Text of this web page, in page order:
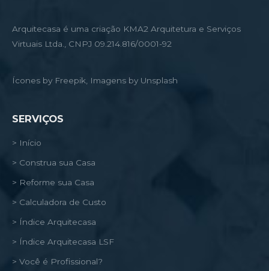
Arquitecasa é uma criação KMA2 Arquitetura e Serviços
Virtuais Ltda., CNPJ 09.214.816/0001-92
Ícones by Freepik, Imagens by Unsplash
SERVIÇOS
> Início
> Construa sua Casa
> Reforme sua Casa
> Calculadora de Custo
> Índice Arquitecasa
> Índice Arquitecasa LSF
> Você é Profissional?